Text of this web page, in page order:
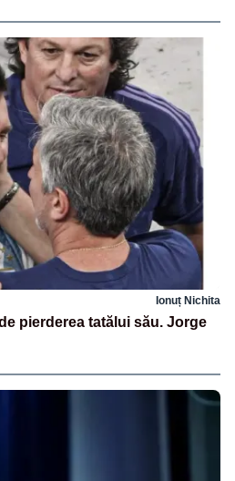
Ionuț Nichita
pierderea tatălui său. Jorge